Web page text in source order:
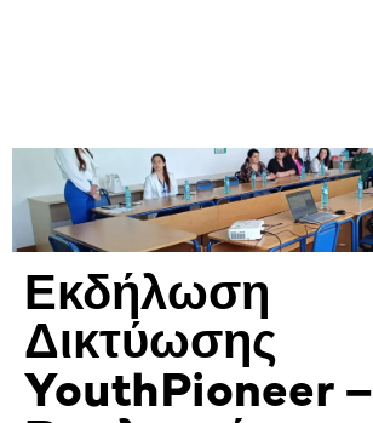
Εκδήλωση
Δικτύωσης
YouthPioneer –